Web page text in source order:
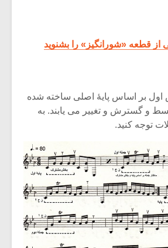
از قطعه «شورانگیز» را بشنوید
بر اساس پایۀ اصلی ساخته شده
بسط و گسترش و تغییر می یابند. به
توجه کنید.